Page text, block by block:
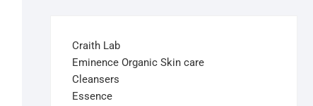
Craith Lab
Eminence Organic Skin care
Cleansers
Essence